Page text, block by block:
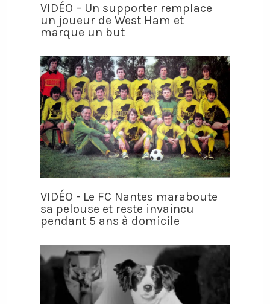
VIDÉO – Un supporter remplace
un joueur de West Ham et
marque un but
VIDÉO - Le FC Nantes maraboute
sa pelouse et reste invaincu
pendant 5 ans à domicile